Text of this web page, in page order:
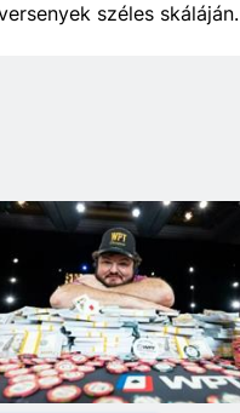
széles skáláján.